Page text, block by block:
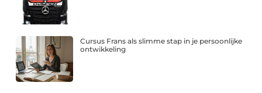
Cursus Frans als slimme stap in je persoonlijke
ontwikkeling